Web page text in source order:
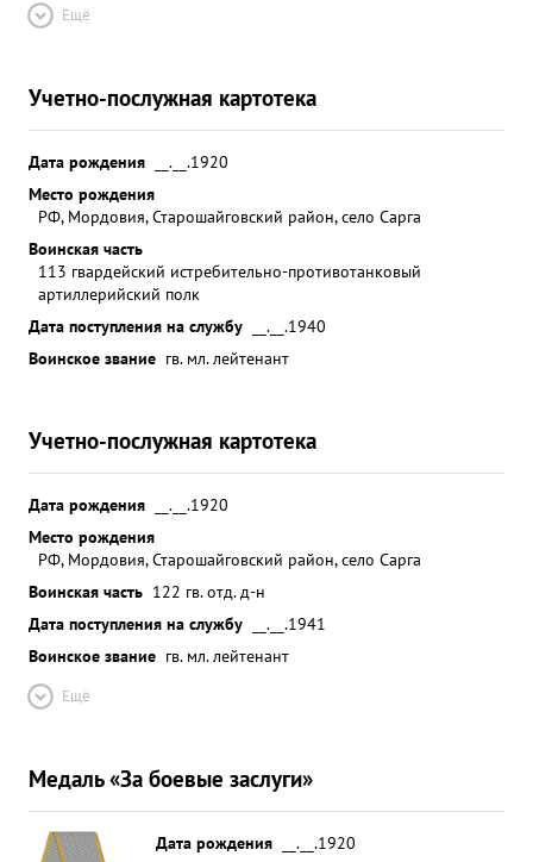
Ещё
Учетно-послужная картотека
Дата рождения
__.__.1920
Место рождения
РФ, Мордовия, Старошайговский район, село Сарга
Воинская часть
113 гвардейский истребительно-противотанковый
артиллерийский полк
Дата поступления на службу
__.__.1940
Воинское звание гв. мл. лейтенант
Учетно-послужная картотека
Дата рождения
__.__.1920
Место рождения
РФ, Мордовия, Старошайговский район, село Сарга
Воинская часть 122 гв. отд. д-н
Дата поступления на службу
__.__.1941
Воинское звание гв. мл. лейтенант
Ещё
Медаль «За боевые заслуги»
Дата рождения
__.__.1920